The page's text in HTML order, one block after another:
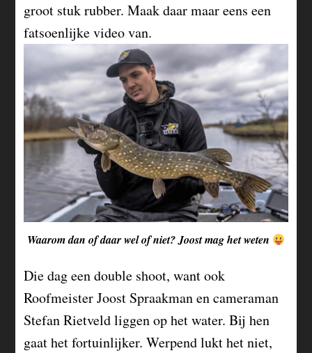
groot stuk rubber. Maak daar maar eens een
fatsoenlijke video van.
Waarom dan of daar wel of niet? Joost mag het weten
Die dag een double shoot, want ook
Roofmeister Joost Spraakman en cameraman
Stefan Rietveld liggen op het water. Bij hen
gaat het fortuinlijker. Werpend lukt het niet,